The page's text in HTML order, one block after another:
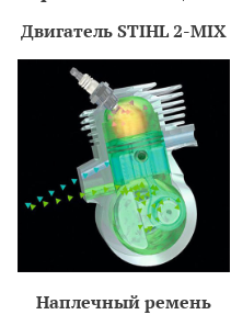
Двигатель STIHL 2-MIX
Наплечный ремень